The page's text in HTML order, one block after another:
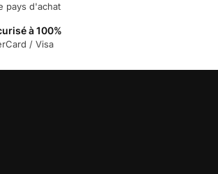
pays d'achat
à 100%
/ Visa